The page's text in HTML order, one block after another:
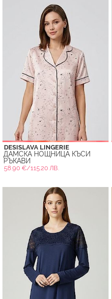
DESISLAVA LINGERIE
ДАМСКА НОЩНИЦА КЪСИ
РЪКАВИ
58.90 €/115.20 ЛВ.